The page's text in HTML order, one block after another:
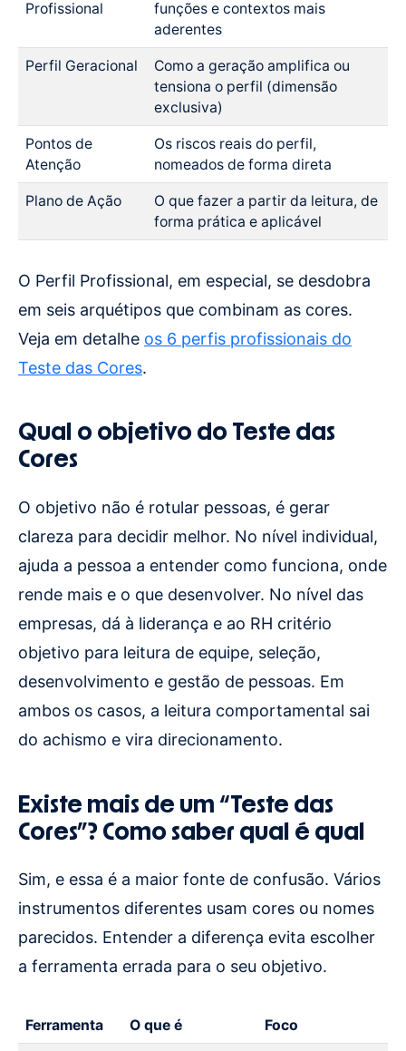
Profissional
funções e contextos mais
aderentes
Perfil Geracional
Como a geração amplifica ou
tensiona o perfil (dimensão
exclusiva)
Pontos de
Atenção
Os riscos reais do perfil,
nomeados de forma direta
Plano de Ação
O que fazer a partir da leitura, de
forma prática e aplicável
O Perfil Profissional, em especial, se desdobra
em seis arquétipos que combinam as cores.
Veja em detalhe os 6 perfis profissionais do
Teste das Cores.
Qual o objetivo do Teste das
Cores
O objetivo não é rotular pessoas, é gerar
clareza para decidir melhor. No nível individual,
ajuda a pessoa a entender como funciona, onde
rende mais e o que desenvolver. No nível das
empresas, dá à liderança e ao RH critério
objetivo para leitura de equipe, seleção,
desenvolvimento e gestão de pessoas. Em
ambos os casos, a leitura comportamental sai
do achismo e vira direcionamento.
Existe mais de um “Teste das
Cores”? Como saber qual é qual
Sim, e essa é a maior fonte de confusão. Vários
instrumentos diferentes usam cores ou nomes
parecidos. Entender a diferença evita escolher
a ferramenta errada para o seu objetivo.
Ferramenta O que é Foco